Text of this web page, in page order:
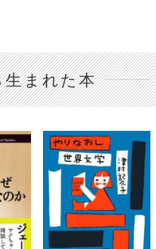
生まれた本